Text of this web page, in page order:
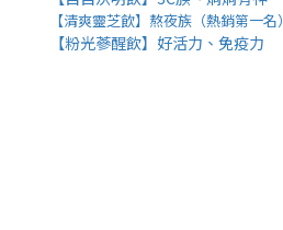
【清爽靈芝飲】熬夜族（熱銷第一名）
【粉光蔘醒飲】好活力、免疫力